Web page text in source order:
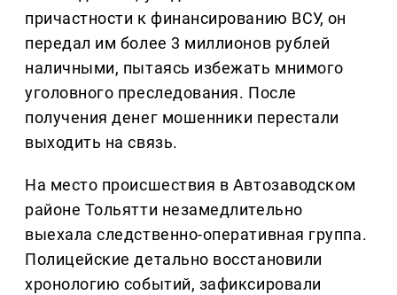
причастности к финансированию ВСУ, он
передал им более 3 миллионов рублей
наличными, пытаясь избежать мнимого
уголовного преследования. После
получения денег мошенники перестали
выходить на связь.
На место происшествия в Автозаводском
районе Тольятти незамедлительно
выехала следственно-оперативная группа.
Полицейские детально восстановили
хронологию событий, зафиксировали